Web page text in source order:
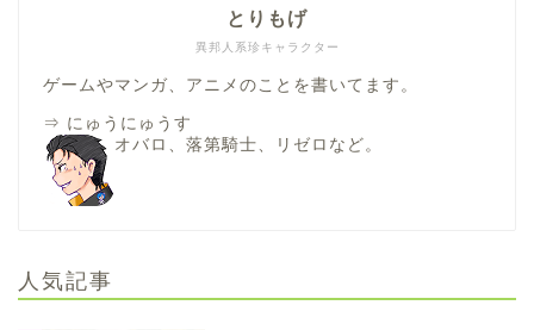
異邦人系珍キャラクター
とりもげ
ゲームやマンガ、アニメのことを書いてます。
⇒ にゅうにゅうす
オバロ、落第騎士、リゼロなど。
人気記事